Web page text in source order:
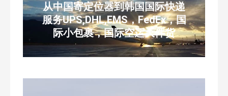
从中国寄定位器到韩国国际快递
服务UPS,DHL,EMS，FedEx，国
际小包裹，国际空运大件货